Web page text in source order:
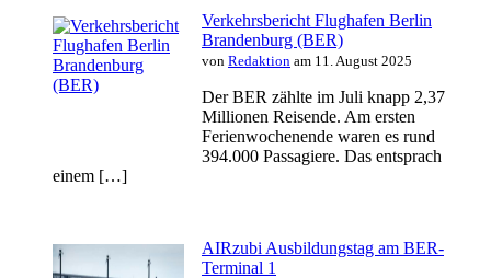
Verkehrsbericht Flughafen Berlin
Brandenburg (BER)
von Redaktion am 11. August 2025
Der BER zählte im Juli knapp 2,37
Millionen Reisende. Am ersten
Ferienwochenende waren es rund
394.000 Passagiere. Das entsprach
einem […]
AIRzubi Ausbildungstag am BER-
Terminal 1